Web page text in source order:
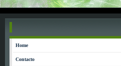
Home
Contacto